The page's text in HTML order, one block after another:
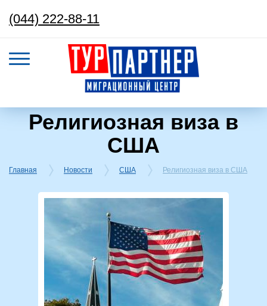
(044) 222-88-11
Религиозная виза в
США
Главная Новости США Религиозная виза в США